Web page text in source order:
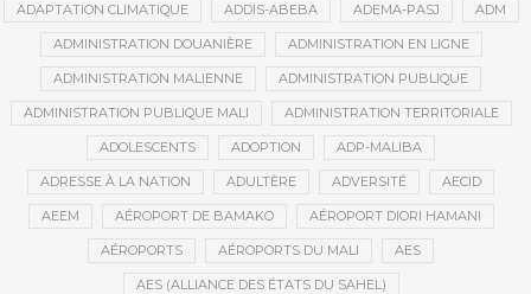
ADAPTATION CLIMATIQUE ADDIS-ABEBA ADEMA-PASJ ADM
ADMINISTRATION DOUANIÈRE ADMINISTRATION EN LIGNE
ADMINISTRATION MALIENNE ADMINISTRATION PUBLIQUE
ADMINISTRATION PUBLIQUE MALI ADMINISTRATION TERRITORIALE
ADOLESCENTS ADOPTION ADP-MALIBA
ADRESSE À LA NATION ADULTÈRE ADVERSITÉ AECID
AEEM AÉROPORT DE BAMAKO AÉROPORT DIORI HAMANI
AÉROPORTS AÉROPORTS DU MALI AES
AES (ALLIANCE DES ÉTATS DU SAHEL)